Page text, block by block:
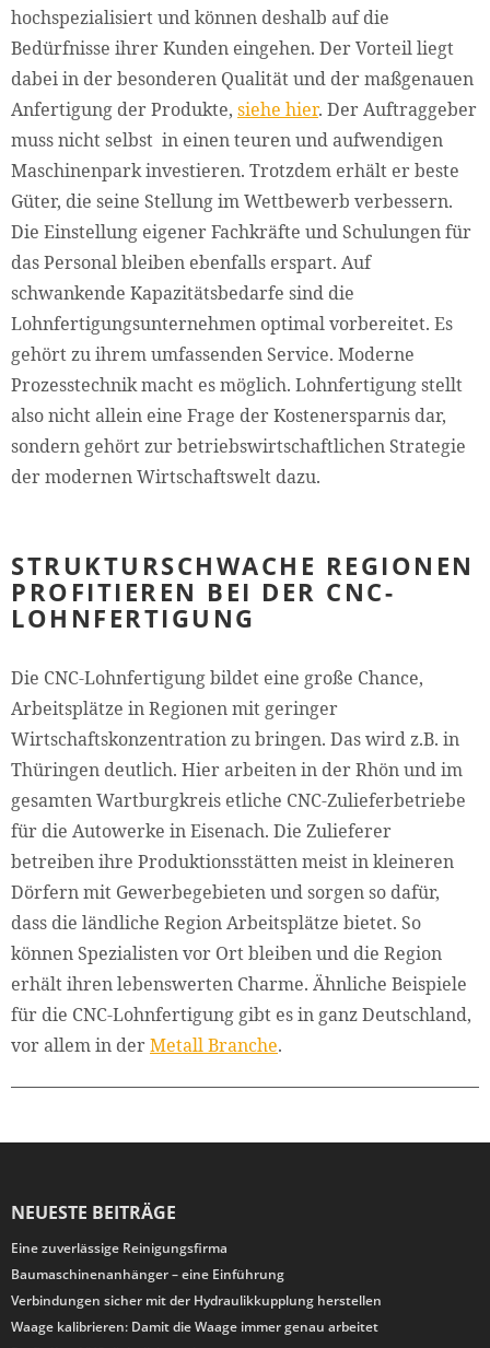
hochspezialisiert und können deshalb auf die
Bedürfnisse ihrer Kunden eingehen. Der Vorteil liegt
dabei in der besonderen Qualität und der maßgenauen
Anfertigung der Produkte, siehe hier. Der Auftraggeber
muss nicht selbst in einen teuren und aufwendigen
Maschinenpark investieren. Trotzdem erhält er beste
Güter, die seine Stellung im Wettbewerb verbessern.
Die Einstellung eigener Fachkräfte und Schulungen für
das Personal bleiben ebenfalls erspart. Auf
schwankende Kapazitätsbedarfe sind die
Lohnfertigungsunternehmen optimal vorbereitet. Es
gehört zu ihrem umfassenden Service. Moderne
Prozesstechnik macht es möglich. Lohnfertigung stellt
also nicht allein eine Frage der Kostenersparnis dar,
sondern gehört zur betriebswirtschaftlichen Strategie
der modernen Wirtschaftswelt dazu.
STRUKTURSCHWACHE REGIONEN
PROFITIEREN BEI DER CNC-
LOHNFERTIGUNG
Die CNC-Lohnfertigung bildet eine große Chance,
Arbeitsplätze in Regionen mit geringer
Wirtschaftskonzentration zu bringen. Das wird z.B. in
Thüringen deutlich. Hier arbeiten in der Rhön und im
gesamten Wartburgkreis etliche CNC-Zulieferbetriebe
für die Autowerke in Eisenach. Die Zulieferer
betreiben ihre Produktionsstätten meist in kleineren
Dörfern mit Gewerbegebieten und sorgen so dafür,
dass die ländliche Region Arbeitsplätze bietet. So
können Spezialisten vor Ort bleiben und die Region
erhält ihren lebenswerten Charme. Ähnliche Beispiele
für die CNC-Lohnfertigung gibt es in ganz Deutschland,
vor allem in derMetall Branche.
NEUESTE BEITRÄGE
Eine zuverlässige Reinigungsfirma
Baumaschinenanhänger – eine Einführung
Verbindungen sicher mit der Hydraulikkupplung herstellen
Waage kalibrieren: Damit die Waage immer genau arbeitet